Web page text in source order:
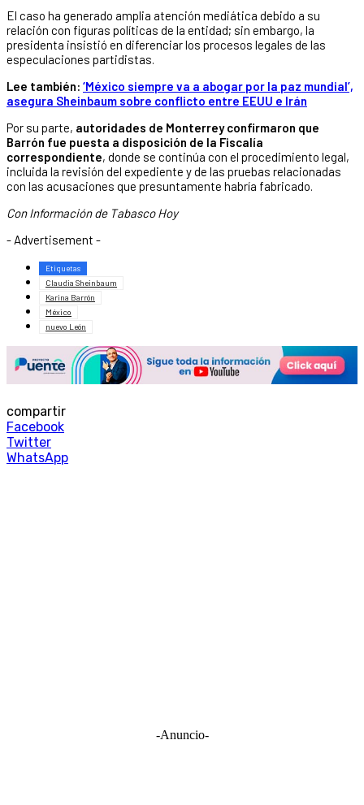
El caso ha generado amplia atención mediática debido a su
relación con figuras políticas de la entidad; sin embargo, la
presidenta insistió en diferenciar los procesos legales de las
especulaciones partidistas.
Lee también: ‘México siempre va a abogar por la paz mundial’,
asegura Sheinbaum sobre conflicto entre EEUU e Irán
Por su parte, autoridades de Monterrey confirmaron que
Barrón fue puesta a disposición de la Fiscalía
correspondiente, donde se continúa con el procedimiento legal,
incluida la revisión del expediente y de las pruebas relacionadas
con las acusaciones que presuntamente habría fabricado.
Con Información de Tabasco Hoy
- Advertisement -
Etiquetas
Claudia Sheinbaum
Karina Barrón
México
nuevo León
compartir
Facebook
Twitter
WhatsApp
-Anuncio-